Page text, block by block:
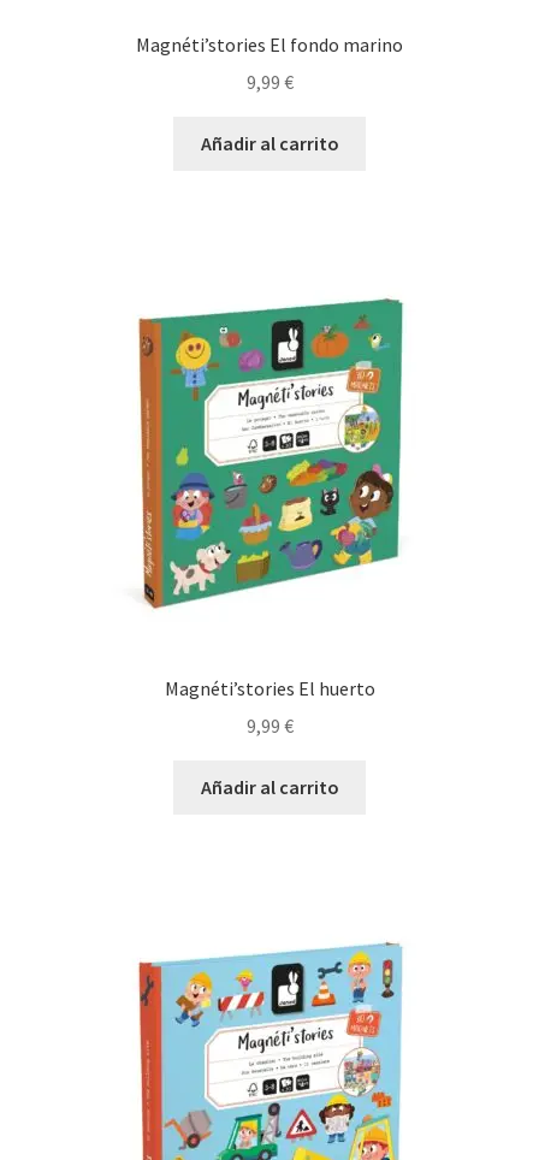
Magnéti’stories El fondo marino
9,99 €
Añadir al carrito
Magnéti’stories El huerto
9,99 €
Añadir al carrito